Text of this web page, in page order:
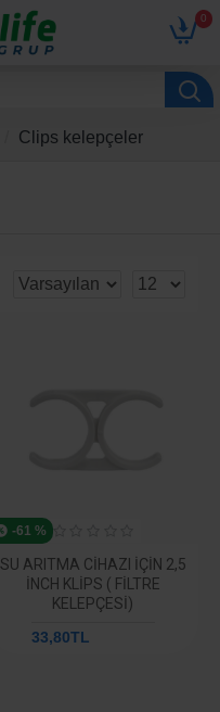
0
Clips kelepçeler
-61 %
SU ARITMA CIHAZI İÇIN 2,5
INCH KLIPS ( FILTRE
KELEPÇESI)
33,80TL